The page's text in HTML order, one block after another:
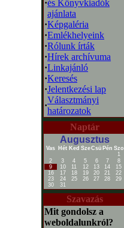
·és Könyvkiadók
ajánlata
·Képgaléria
·Emlékhelyeink
·Rólunk írták
·Hírek archívuma
·Linkajánló
·Keresés
·Jelentkezési lap
·
Választmányi
határozatok
Naptár
Augusztus
Vas Hét Ked SzeCsü Pén Szo
1
2
3 4 5 6 7
8
9
10 11 12 13 14
15
16
17 18 19 20 21
22
23
24 25 26 27 28
29
30
31
Szavazás
Mit gondolsz a
weboldalunkról?